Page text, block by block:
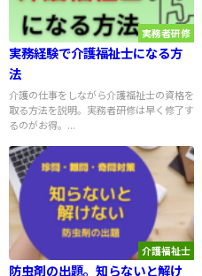
実務者研修
実務経験で介護福祉士になる方
法
介護の仕事をしながら介護福祉士の資格を
取る方法を説明。実務者研修は早く修了す
るのがお得。...
介護福祉士
防虫剤の出題。知らないと解け